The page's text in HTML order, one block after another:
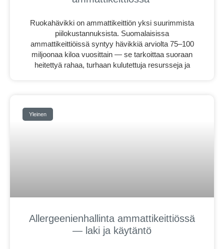
Ruokahävikki on ammattikeittiön yksi suurimmista
piilokustannuksista. Suomalaisissa
ammattikeittiöissä syntyy hävikkiä arviolta 75–100
miljoonaa kiloa vuosittain — se tarkoittaa suoraan
heitettyä rahaa, turhaan kulutettuja resursseja ja
Yleinen
Allergeenienhallinta ammattikeittiössä
— laki ja käytäntö